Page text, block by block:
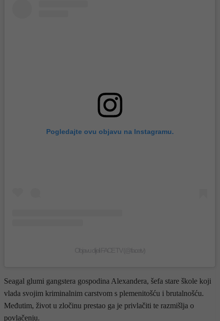
Pogledajte ovu objavu na Instagramu.
Seagal glumi gangstera gospodina Alexandera, šefa stare škole koji
vlada svojim kriminalnim carstvom s plemenitošću i brutalnošću.
Međutim, život u zločinu prestao ga je privlačiti te razmišlja o
povlačenju.